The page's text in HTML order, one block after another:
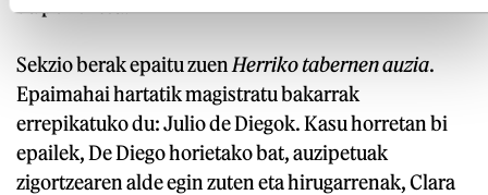
Sekzio berak epaitu zuen Herriko tabernen auzia.
Epaimahai hartatik magistratu bakarrak
errepikatuko du: Julio de Diegok. Kasu horretan bi
epailek, De Diego horietako bat, auzipetuak
zigortzearen alde egin zuten eta hirugarrenak, Clara